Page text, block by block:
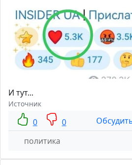
И тут...
Источник
0 0
политика